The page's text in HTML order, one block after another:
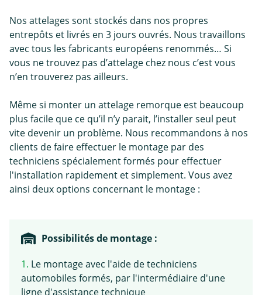
Nos attelages sont stockés dans nos propres
entrepôts et livrés en 3 jours ouvrés. Nous travaillons
avec tous les fabricants européens renommés… Si
vous ne trouvez pas d’attelage chez nous c’est vous
n’en trouverez pas ailleurs.
Même si monter un attelage remorque est beaucoup
plus facile que ce qu’il n’y parait, l’installer seul peut
vite devenir un problème. Nous recommandons à nos
clients de faire effectuer le montage par des
techniciens spécialement formés pour effectuer
l'installation rapidement et simplement. Vous avez
ainsi deux options concernant le montage :
Possibilités de montage :
1. Le montage avec l'aide de techniciens
automobiles formés, par l'intermédiaire d'une
ligne d'assistance technique